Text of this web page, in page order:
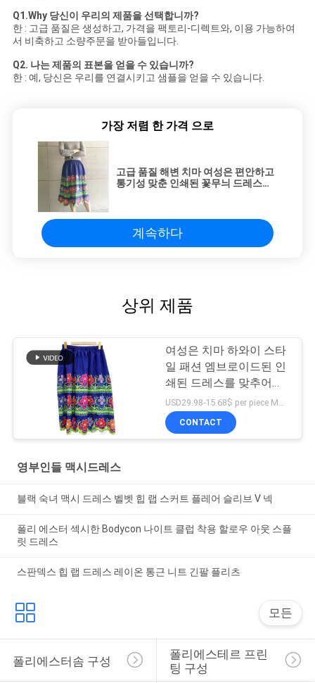
Q1.Why 당신이 우리의 제품을 선택합니까?
한 : 고급 품질은 생성하고, 가격을 팩토리-디렉트와, 이용 가능하여
서 비축하고 소량주문을 받아들입니다.
Q2. 나는 제품의 표본을 얻을 수 있습니까?
한 : 예, 당신은 우리를 연결시키고 샘플을 얻을 수 있습니다.
가장 저렴 한 가격 으로
고급 품질 해변 치마 여성은 편안하고
통기성 맞춘 인쇄된 꽃무늬 드레스를
계속하다
상위 제품
여성은 치마 하와이 스타
일 패션 엠브로이드된 인
쇄된 드레스를 맞추어줍
니다
USD29.98-15.68$ per piece MOQ:10개 부분
CONTACT
영부인들 맥시드레스
블랙 숙녀 맥시 드레스 벨벳 힙 랩 스커트 플레어 슬리브 V 넥
폴리 에스터 섹시한 Bodycon 나이트 클럽 착용 할로우 아웃 스플
릿 드레스
스판덱스 힙 랩 드레스 레이온 통근 니트 긴팔 플리츠
모든
폴리에스터솜 구성
폴리에스테르 프린
팅 구성